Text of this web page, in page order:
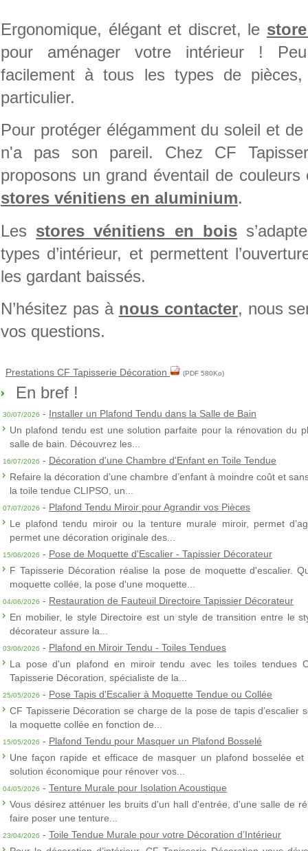
Ergonomique, élégant et discret, le
pour aménager votre intérieur !
facilement à tous les types de
particulier.
Pour protéger élégamment du soleil et
n'a pas son pareil. Chez CF
proposons un grand éventail de
stores vénitiens en aluminium.
Les stores vénitiens en bois
types d’intérieur, et permettent
les gardant baissés.
N’hésitez pas à nous contacter, nous
vos questions.
Prestations CF Tapisserie Décoration (PDF 580Ko)
En bref !
30/07/2026 - Installer un Plafond Tendu dans la Salle de Bain
Un plafond tendu est une solution parfaite pour la rénovation du
salle de bain. Découvrez les...
16/07/2026 - Décoration d'une Chambre d'Enfant en Toile Tendue
Refaire la décoration d’une chambre d’enfant à moindre coût et
la toile tendue CLIPSO, un...
07/07/2026 - Plafond Tendu Miroir pour Agrandir vos Pièces
Le plafond tendu miroir ou la tenture murale miroir, permet
permet une décoration originale des...
15/06/2026 - Pose de Moquette d'Escalier - Tapissier Décorateur
F Tapisserie Décoration réalise la pose de moquette d'escalier.
moquette collée, la pose d'une moquette...
04/06/2026 - Restauration de Fauteuil Directoire Tapissier Décorateur
En mobilier, le style Directoire est un style de transition entre le
décorateur assure la...
03/06/2026 - Plafond en Miroir Tendu - Toiles Tendues
La pose d'un plafond en miroir tendu avec les toiles tendues
Tapisserie Décoration, spécialiste de la...
25/05/2026 - Pose Tapis d'Escalier à Moquette Tendue ou Collée
CF Tapisserie Décoration se charge de la pose de tapis
la moquette collée en fonction de...
15/05/2026 - Plafond Tendu pour Masquer un Plafond Bosselé
Une façon rapide et efficace de masquer un plafond bosselée
solution économique pour rénover vos...
04/05/2026 - Tenture Murale pour Isolation Acoustique
Vous désirez atténuer les bruits d'un hall d'entrée, d'une salle de
faire poser une tenture...
23/04/2026 - Toile Tendue Murale pour votre Décoration d’Intérieur